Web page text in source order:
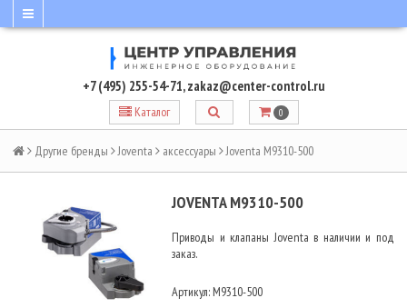
+7 (495) 255-54-71,zakaz@center-control.ru
Каталог 0
Другие бренды Joventa аксессуары Joventa M9310-500
JOVENTA M9310-500
Приводы и клапаны Joventa в наличии и под
заказ.
Артикул: M9310-500